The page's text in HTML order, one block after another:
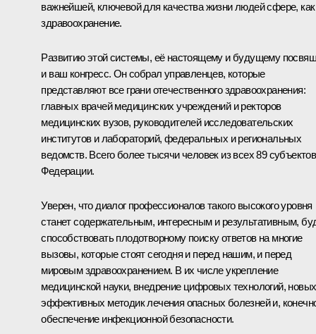
важнейшей, ключевой для качества жизни людей сфере, как
здравоохранение.
Развитию этой системы, её настоящему и будущему
и ваш конгресс. Он собрал управленцев, которые
представляют все грани отечественного здравоохранения:
главных врачей медицинских учреждений и ректоров
медицинских вузов, руководителей исследовательских
институтов и лабораторий, федеральных и региональных
ведомств. Всего более тысячи человек из всех 89 субъектов
Федерации.
Уверен, что диалог профессионалов такого высокого уровня
станет содержательным, интересным и результативным,
способствовать плодотворному поиску ответов на многие
вызовы, которые стоят сегодня и перед нашим, и перед
мировым здравоохранением. В их числе укрепление
медицинской науки, внедрение цифровых технологий, новых
эффективных методик лечения опасных болезней и,
обеспечение инфекционной безопасности.